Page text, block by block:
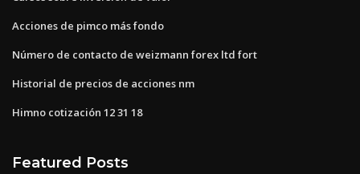
Acciones de pimco más fondo
Número de contacto de weizmann forex ltd fort
Historial de precios de acciones nm
Himno cotización 12 31 18
Featured Posts